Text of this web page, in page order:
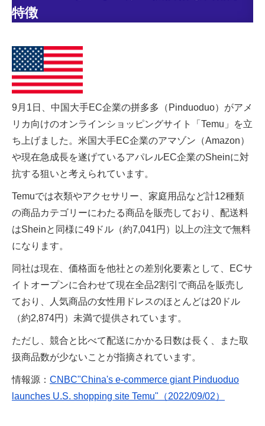
特徴
9月1日、中国大手EC企業の拼多多（Pinduoduo）がアメ
リカ向けのオンラインショッピングサイト「Temu」を立
ち上げました。米国大手EC企業のアマゾン（Amazon）
や現在急成長を遂げているアパレルEC企業のSheinに対
抗する狙いと考えられています。
Temuでは衣類やアクセサリー、家庭用品など計12種類
の商品カテゴリーにわたる商品を販売しており、配送料
はSheinと同様に49ドル（約7,041円）以上の注文で無料
になります。
同社は現在、価格面を他社との差別化要素として、ECサ
イトオープンに合わせて現在全品2割引で商品を販売し
ており、人気商品の女性用ドレスのほとんどは20ドル
（約2,874円）未満で提供されています。
ただし、競合と比べて配送にかかる日数は長く、また取
扱商品数が少ないことが指摘されています。
情報源： CNBC"China's e-commerce giant Pinduoduo
launches U.S. shopping site Temu"（2022/09/02）